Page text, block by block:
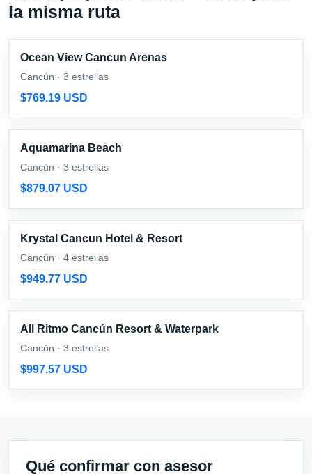
la misma ruta
Ocean View Cancun Arenas
Cancún · 3 estrellas
$769.19 USD
Aquamarina Beach
Cancún · 3 estrellas
$879.07 USD
Krystal Cancun Hotel & Resort
Cancún · 4 estrellas
$949.77 USD
All Ritmo Cancún Resort & Waterpark
Cancún · 3 estrellas
$997.57 USD
Qué confirmar con asesor